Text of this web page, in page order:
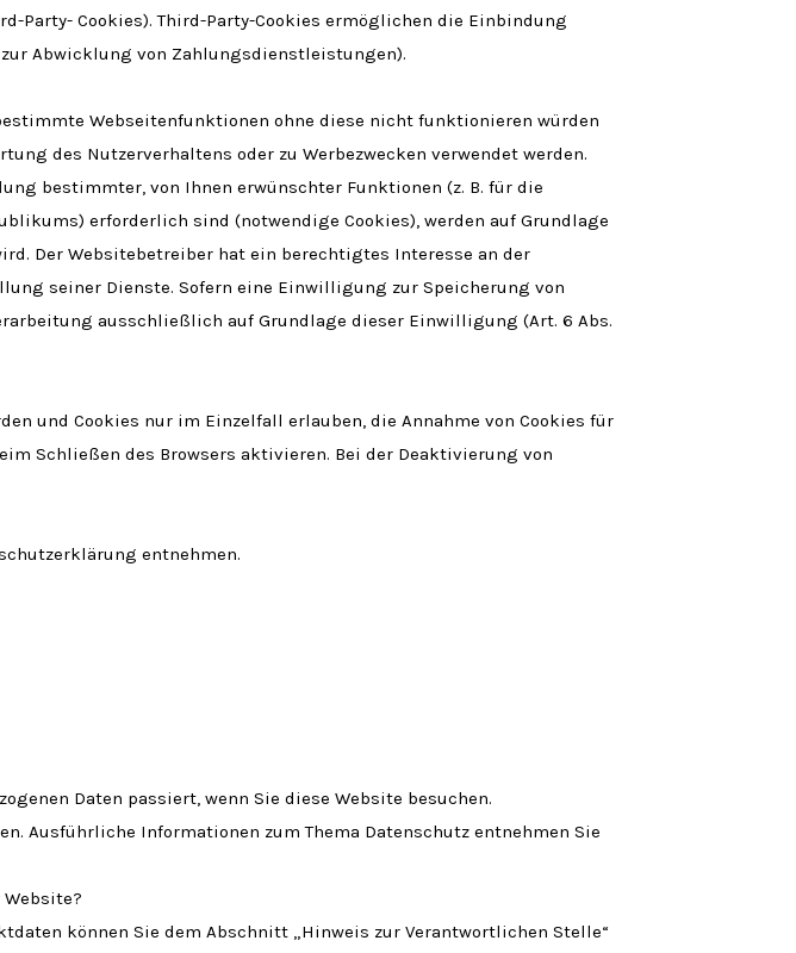
Party- Cookies). Third-Party-Cookies ermöglichen die Einbindung
Abwicklung von Zahlungsdienstleistungen).
Webseitenfunktionen ohne diese nicht funktionieren würden
des Nutzerverhaltens oder zu Werbezwecken verwendet werden.
bestimmter, von Ihnen erwünschter Funktionen (z. B. für die
erforderlich sind (notwendige Cookies), werden auf Grundlage
Der Websitebetreiber hat ein berechtigtes Interesse an der
seiner Dienste. Sofern eine Einwilligung zur Speicherung von
ausschließlich auf Grundlage dieser Einwilligung (Art. 6 Abs.
und Cookies nur im Einzelfall erlauben, die Annahme von Cookies für
Schließen des Browsers aktivieren. Bei der Deaktivierung von
entnehmen.
Daten passiert, wenn Sie diese Website besuchen.
Ausführliche Informationen zum Thema Datenschutz entnehmen Sie
können Sie dem Abschnitt „Hinweis zur Verantwortlichen Stelle“